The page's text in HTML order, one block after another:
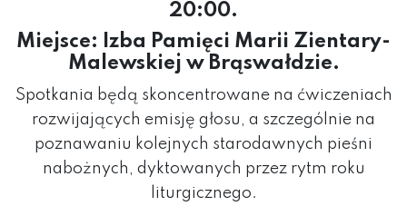
20:00.
Miejsce: Izba Pamięci Marii Zientary-
Malewskiej w Brąswałdzie.
Spotkania będą skoncentrowane na ćwiczeniach
rozwijających emisję głosu, a szczególnie na
poznawaniu kolejnych starodawnych pieśni
nabożnych, dyktowanych przez rytm roku
liturgicznego.